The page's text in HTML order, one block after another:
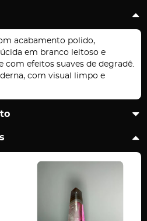
acabamento polido,
em branco leitoso e
com efeitos suaves de degradê.
com visual limpo e